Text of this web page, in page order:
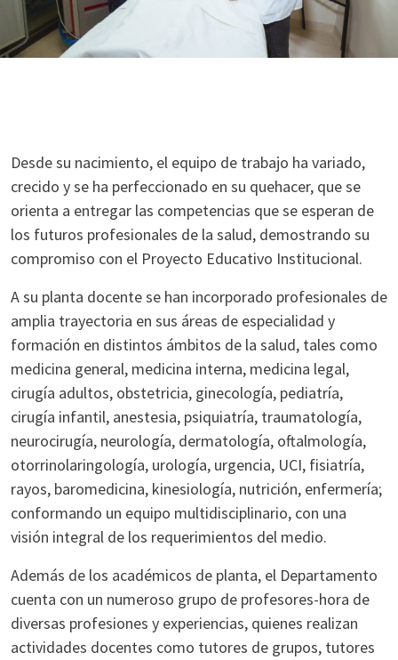
Desde su nacimiento, el equipo de trabajo ha variado,
crecido y se ha perfeccionado en su quehacer, que se
orienta a entregar las competencias que se esperan de
los futuros profesionales de la salud, demostrando su
compromiso con el Proyecto Educativo Institucional.
A su planta docente se han incorporado profesionales de
amplia trayectoria en sus áreas de especialidad y
formación en distintos ámbitos de la salud, tales como
medicina general, medicina interna, medicina legal,
cirugía adultos, obstetricia, ginecología, pediatría,
cirugía infantil, anestesia, psiquiatría, traumatología,
neurocirugía, neurología, dermatología, oftalmología,
otorrinolaringología, urología, urgencia, UCI, fisiatría,
rayos, baromedicina, kinesiología, nutrición, enfermería;
conformando un equipo multidisciplinario, con una
visión integral de los requerimientos del medio.
Además de los académicos de planta, el Departamento
cuenta con un numeroso grupo de profesores-hora de
diversas profesiones y experiencias, quienes realizan
actividades docentes como tutores de grupos, tutores